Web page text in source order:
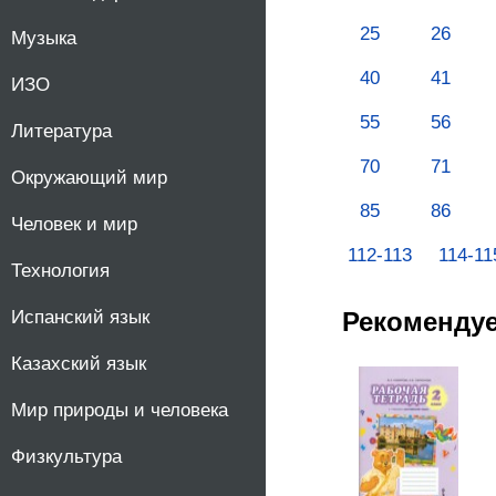
Музыка
ИЗО
Литература
Окружающий мир
Человек и мир
Технология
Испанский язык
Казахский язык
Мир природы и человека
Физкультура
25 26
40 41
55 56
70 71
85 86
112-113 114-